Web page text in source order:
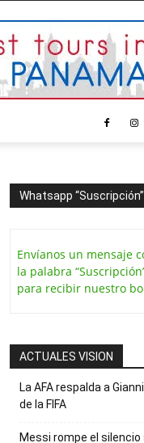
Whatsapp “Suscripción”
Envíanos un mensaje
la palabra
para recibir nuestro
ACTUALES VISION
La AFA respalda a
de la FIFA
Messi rompe el